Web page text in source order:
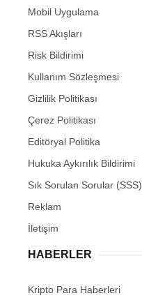
Mobil Uygulama
RSS Akışları
Risk Bildirimi
Kullanım Sözleşmesi
Gizlilik Politikası
Çerez Politikası
Editöryal Politika
Hukuka Aykırılık Bildirimi
Sık Sorulan Sorular (SSS)
Reklam
İletişim
HABERLER
Kripto Para Haberleri